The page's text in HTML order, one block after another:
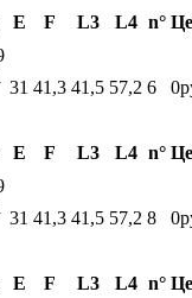
E F L3 L4 n°
31 41,3 41,5 57,2 6
E F L3 L4 n°
31 41,3 41,5 57,2 8
E F L3 L4 n°